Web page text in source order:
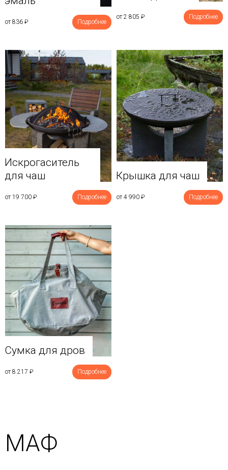
от 836 ₽ Подробнее
от 2 805 ₽ Подробнее
Искрогаситель
для чаш
от 19 700 ₽ Подробнее
Крышка для чаш
от 4 990 ₽ Подробнее
Сумка для дров
от 8 217 ₽ Подробнее
МАФ